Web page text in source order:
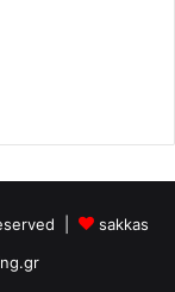
|
sakkas